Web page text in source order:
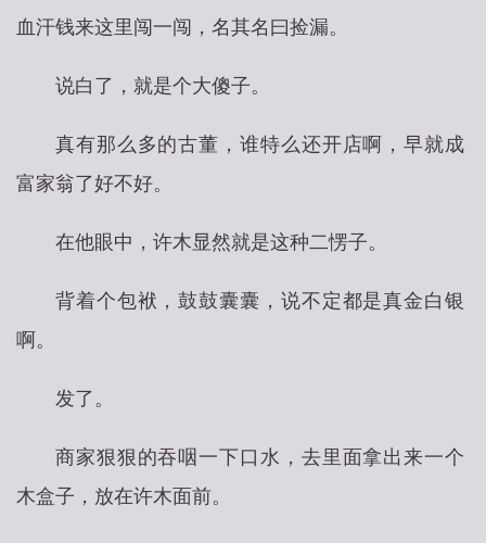
血汗钱来这里闯一闯，名其名曰捡漏。
说白了，就是个大傻子。
真有那么多的古董，谁特么还开店啊，早就成
富家翁了好不好。
在他眼中，许木显然就是这种二愣子。
背着个包袱，鼓鼓囊囊，说不定都是真金白银
啊。
发了。
商家狠狠的吞咽一下口水，去里面拿出来一个
木盒子，放在许木面前。